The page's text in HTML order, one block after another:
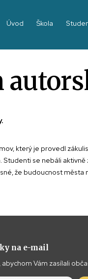
Úvod Škola
který je provedl
se nebáli
Je jasné, že
na e-mail
abychom Vám zasílali